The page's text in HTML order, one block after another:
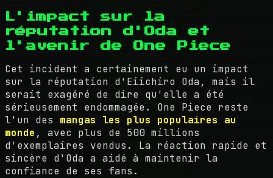
L'impact sur la
réputation d'Oda et
l'avenir de One Piece
Cet incident a certainement eu un impact
sur la réputation d'Eiichiro Oda, mais il
serait exagéré de dire qu'elle a été
sérieusement endommagée. One Piece reste
l'un des mangas les plus populaires au
monde , avec plus de 500 millions
d'exemplaires vendus. La réaction rapide et
sincère d'Oda a aidé à maintenir la
confiance de ses fans.